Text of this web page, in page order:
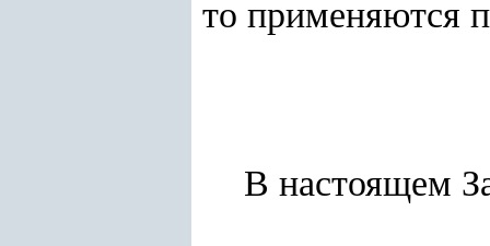
то применяются
В настоящем